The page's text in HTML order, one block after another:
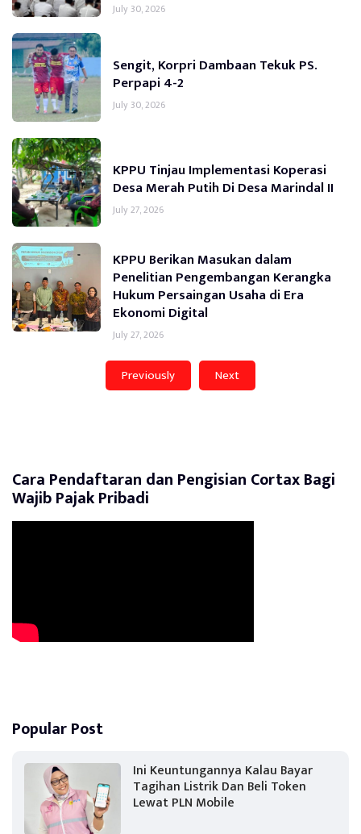
July 30, 2026
Sengit, Korpri Dambaan Tekuk PS.
Perpapi 4-2
July 30, 2026
KPPU Tinjau Implementasi Koperasi
Desa Merah Putih Di Desa Marindal II
July 27, 2026
KPPU Berikan Masukan dalam
Penelitian Pengembangan Kerangka
Hukum Persaingan Usaha di Era
Ekonomi Digital
July 27, 2026
Previously Next
Cara Pendaftaran dan Pengisian Cortax Bagi
Wajib Pajak Pribadi
Popular Post
Ini Keuntungannya Kalau Bayar
Tagihan Listrik Dan Beli Token
Lewat PLN Mobile